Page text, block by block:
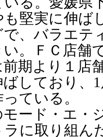
も堅実に伸ば
で、バラエテ
い。ＦＣ店舗
前期より１店
しており、
ている。
モード・エ・
ラに取り組ん